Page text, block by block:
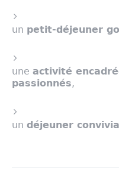
un petit-déjeuner
une activité
passionnés,
un déjeuner